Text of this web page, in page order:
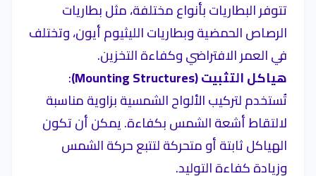
تتوفر البطاريات بأنواع مختلفة، مثل بطاريات
الرصاص الحمضية وبطاريات الليثيوم أيون، وتختلف
في العمر الافتراضي وكفاءة التخزين.
هياكل التثبيت (Mounting Structures)
:
تُستخدم لتركيب الألواح الشمسية بزاوية مناسبة
لالتقاط أشعة الشمس بكفاءة. يمكن أن تكون
الهياكل ثابتة أو متحركة لتتبع حركة الشمس
وزيادة كفاءة التوليد.